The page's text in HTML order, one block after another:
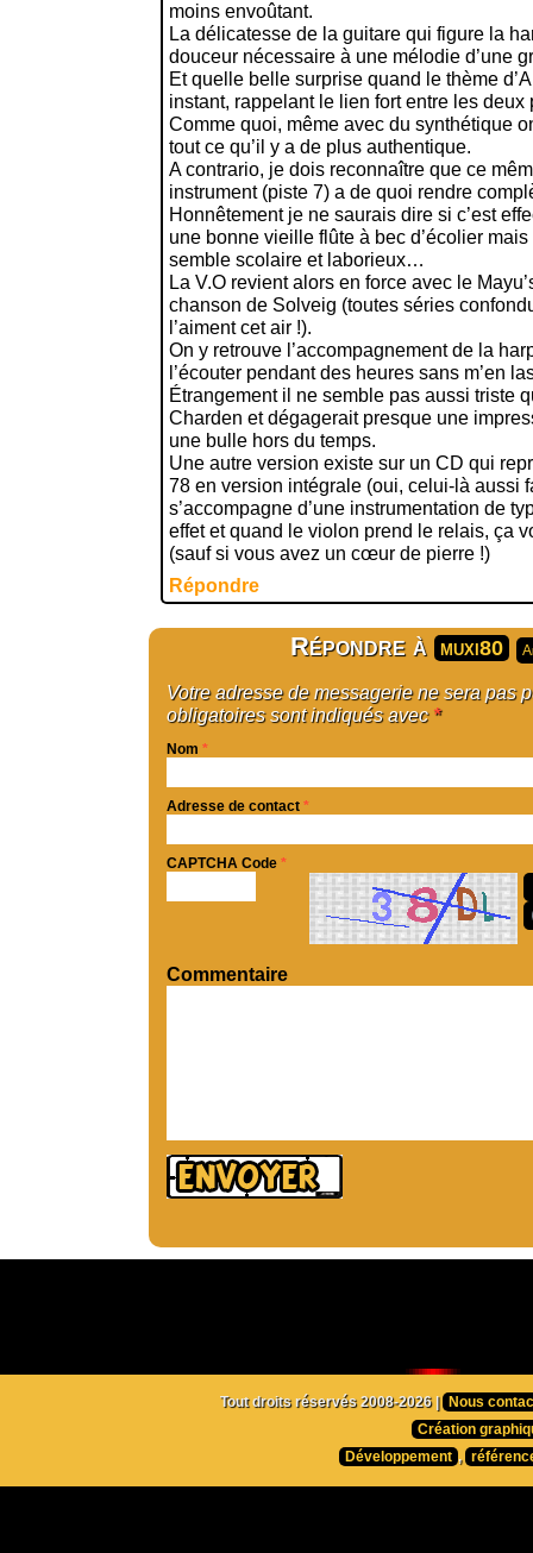
moins envoûtant.
La délicatesse de la guitare qui figure la
douceur nécessaire à une mélodie d’une
Et quelle belle surprise quand le thème
instant, rappelant le lien fort entre les deux
Comme quoi, même avec du synthétique
tout ce qu’il y a de plus authentique.
A contrario, je dois reconnaître que ce
instrument (piste 7) a de quoi rendre
Honnêtement je ne saurais dire si c’est
une bonne vieille flûte à bec d’écolier
semble scolaire et laborieux…
La V.O revient alors en force avec le
chanson de Solveig (toutes séries
l’aiment cet air !).
On y retrouve l’accompagnement de la
l’écouter pendant des heures sans m’en
Étrangement il ne semble pas aussi triste
Charden et dégagerait presque une
une bulle hors du temps.
Une autre version existe sur un CD qui
78 en version intégrale (oui, celui-là aussi
s’accompagne d’une instrumentation de
effet et quand le violon prend le relais, ça
(sauf si vous avez un cœur de pierre !)
Répondre
Répondre à muxi80
Votre adresse de messagerie ne sera pas
obligatoires sont indiqués avec *
Nom *
Adresse de contact *
CAPTCHA Code *
Commentaire
Tout droits réservés 2008-2026 |
Nous
Création
Développement ,